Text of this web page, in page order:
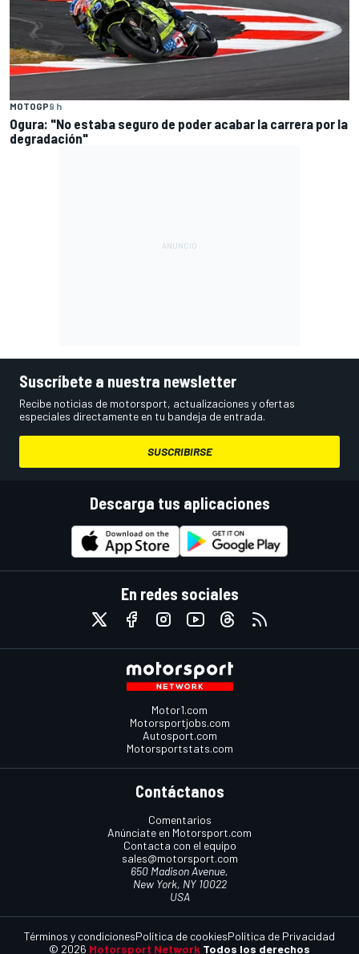
MOTOGP9 h
Ogura: "No estaba seguro de poder acabar la carrera por la
degradación"
Suscríbete a nuestra newsletter
Recibe noticias de motorsport, actualizaciones y ofertas
especiales directamente en tu bandeja de entrada.
SUSCRIBIRSE
Descarga tus aplicaciones
En redes sociales
Motor1.com
Motorsportjobs.com
Autosport.com
Motorsportstats.com
Contáctanos
Comentarios
Anúnciate en Motorsport.com
Contacta con el equipo
sales@motorsport.com
650 Madison Avenue,
New York, NY 10022
USA
© 2026 Motorsport Network Todos los derechos
Términos y condicionesPolítica de cookiesPolítica de Privacidad